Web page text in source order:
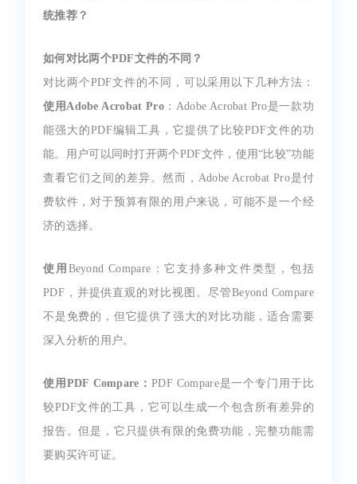
统推荐？
如何对比两个PDF文件的不同？
对比两个PDF文件的不同，可以采用以下几种方法：
使用Adobe Acrobat Pro：Adobe Acrobat Pro是一款功
能强大的PDF编辑工具，它提供了比较PDF文件的功
能。用户可以同时打开两个PDF文件，使用“比较”功能
查看它们之间的差异。然而，Adobe Acrobat Pro是付
费软件，对于预算有限的用户来说，可能不是一个经
济的选择。
使用 Beyond Compare：它支持多种文件类型，包括
PDF，并提供直观的对比视图。尽管Beyond Compare
不是免费的，但它提供了强大的对比功能，适合需要
深入分析的用户。
使用PDF Compare：PDF Compare是一个专门用于比
较PDF文件的工具，它可以生成一个包含所有差异的
报告。但是，它只提供有限的免费功能，完整功能需
要购买许可证。